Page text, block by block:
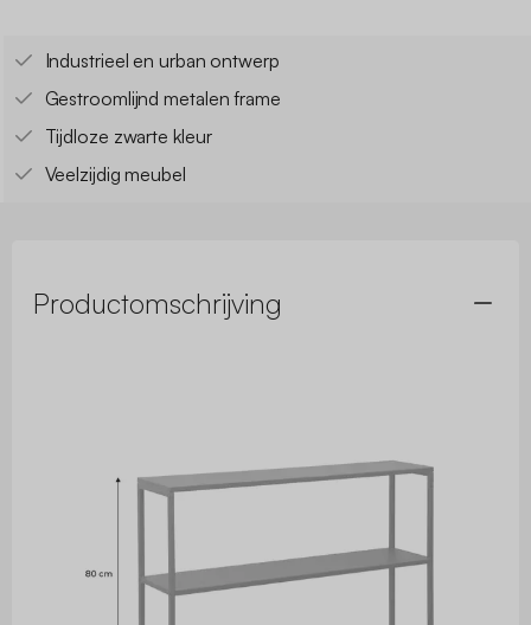
Industrieel en urban ontwerp
Gestroomlijnd metalen frame
Tijdloze zwarte kleur
Veelzijdig meubel
Productomschrijving